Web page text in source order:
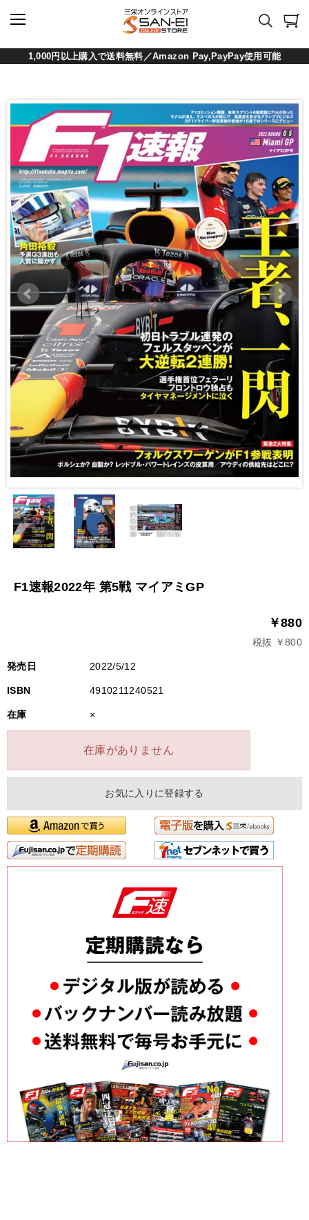
1,000円以上購入で送料無料／Amazon Pay,PayPay使用可能
F1速報2022年 第5戦 マイアミGP
￥880
税抜 ￥800
発売日 2022/5/12
ISBN 4910211240521
在庫 ×
在庫がありません
お気に入りに登録する